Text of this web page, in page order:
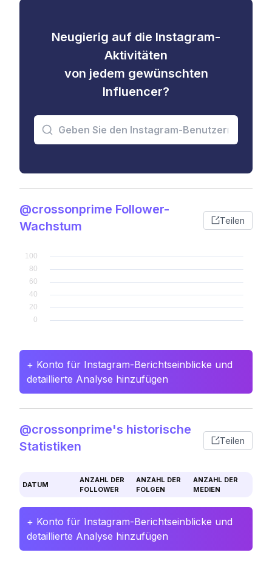
Neugierig auf die Instagram-
Aktivitäten
von jedem gewünschten
Influencer?
@crossonprime Follower-
Wachstum
Teilen
+ Konto für Instagram-Berichtseinblicke und
detaillierte Analyse hinzufügen
@crossonprime's historische
Statistiken
Teilen
DATUM
ANZAHL DER
FOLLOWER
ANZAHL DER
FOLGEN
ANZAHL DER
MEDIEN
+ Konto für Instagram-Berichtseinblicke und
detaillierte Analyse hinzufügen